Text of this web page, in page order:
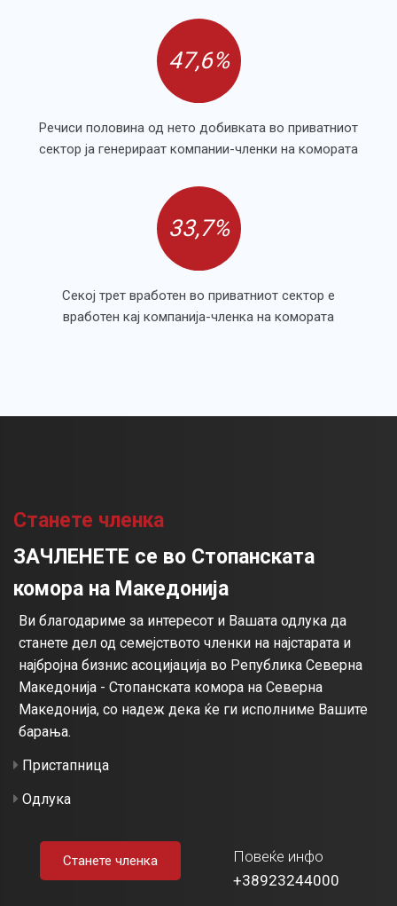
47,6%
Речиси половина од нето добивката во приватниот
сектор ја генерираат компании-членки на комората
33,7%
Секој трет вработен во приватниот сектор е
вработен кај компанија-членка на комората
Станете членка
ЗАЧЛЕНЕТЕ се во Стопанската
комора на Македонија
Ви благодариме за интересот и Вашата одлука да
станете дел од семејството членки на најстарата и
најбројна бизнис асоцијација во Република Северна
Македонија - Стопанската комора на Северна
Македонија, со надеж дека ќе ги исполниме Вашите
барања.
Пристапница
Одлука
Станете членка
Повеќе инфо
+38923244000